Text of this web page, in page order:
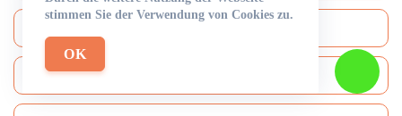
stimmen Sie der Verwendung von Cookies zu.
OK